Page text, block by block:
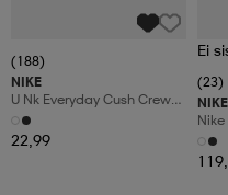
(188)
NIKE
U Nk Everyday Cush Crew
6pr-Bd
22,99
Ei
(23)
NIKE
Nike
Shoes